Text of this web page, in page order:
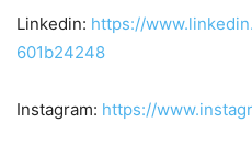
Linkedin: https://
601b24248
Instagram: https://